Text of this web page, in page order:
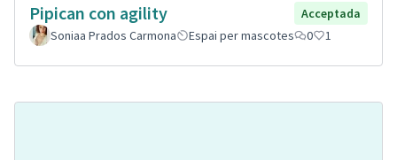
Pipican con agility
Acceptada
Soniaa Prados Carmona
Espai per mascotes 0 1